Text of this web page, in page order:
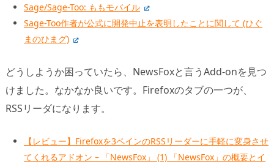
Sage/Sage-Too: ももモバイル
Sage-Too作者が公式に開発中止を表明したことに関して (ひぐ
まのひまグ)
どうしようか困っていたら、NewsFoxと言うAdd-onを見つ
けました。なかなか良いです。Firefoxのタブの一つが、
RSSリーダになります。
【レビュー】Firefoxを3ペインのRSSリーダーに手軽に変身させ
てくれるアドオン – 「NewsFox」 (1) 「NewsFox」の概要とイ